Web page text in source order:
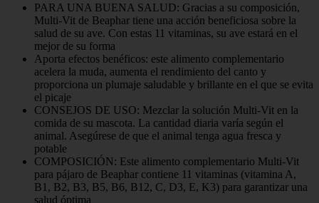
PARA UNA BUENA SALUD: Gracias a su composición,
Multi-Vit de Beaphar tiene una acción beneficiosa sobre la
salud de su ave. Con estas 11 vitaminas, su ave estará en el
mejor de su forma
Aporta efectos benéficos: este alimento complementario
acelera la muda, aumenta el rendimiento del canto y
proporciona un plumaje saludable y brillante en el que se evita
el picaje
CONSEJOS DE USO: Mezclar la solución Multi-Vit en la
comida de su mascota. La cantidad diaria varía según el
animal. Asegúrese de que el animal tenga agua fresca y
potable
COMPOSICIÓN: Este alimento complementario Multi-Vit
para pájaro de Beaphar contiene 11 vitaminas (vitamina A,
B1, B2, B3, B5, B6, B12, C, D3, E, K3) para garantizar una
salud óptima